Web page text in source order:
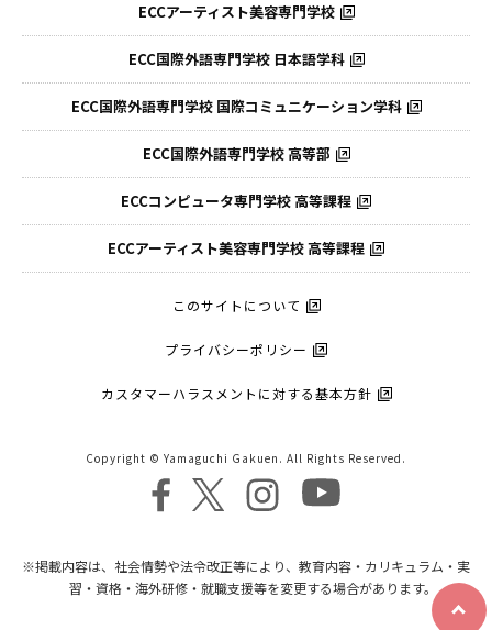
ECCアーティスト美容専門学校
ECC国際外語専門学校 日本語学科
ECC国際外語専門学校 国際コミュニケーション学科
ECC国際外語専門学校 高等部
ECCコンピュータ専門学校 高等課程
ECCアーティスト美容専門学校 高等課程
このサイトについて
プライバシーポリシー
カスタマーハラスメントに対する基本方針
Copyright © Yamaguchi Gakuen. All Rights Reserved.
※掲載内容は、社会情勢や法令改正等により、教育内容・カリキュラム・実
習・資格・海外研修・就職支援等を変更する場合があります。